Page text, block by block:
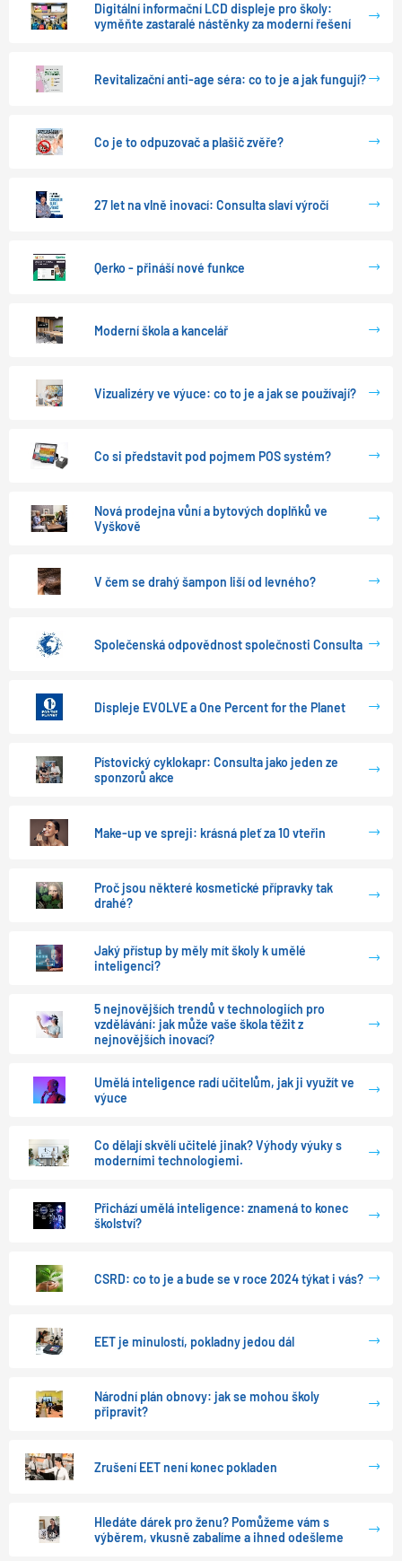
Digitální informační LCD displeje pro školy:
vyměňte zastaralé nástěnky za moderní řešení
Revitalizační anti-age séra: co to je a jak fungují?
Co je to odpuzovač a plašič zvěře?
27 let na vlně inovací: Consulta slaví výročí
Qerko - přináší nové funkce
Moderní škola a kancelář
Vizualizéry ve výuce: co to je a jak se používají?
Co si představit pod pojmem POS systém?
Nová prodejna vůní a bytových doplňků ve
Vyškově
V čem se drahý šampon liší od levného?
Společenská odpovědnost společnosti Consulta
Displeje EVOLVE a One Percent for the Planet
Pístovický cyklokapr: Consulta jako jeden ze
sponzorů akce
Make-up ve spreji: krásná pleť za 10 vteřin
Proč jsou některé kosmetické přípravky tak
drahé?
Jaký přístup by měly mít školy k umělé
inteligenci?
5 nejnovějších trendů v technologiích pro
vzdělávání: jak může vaše škola těžit z
nejnovějších inovací?
Umělá inteligence radí učitelům, jak ji využít ve
výuce
Co dělají skvělí učitelé jinak? Výhody výuky s
moderními technologiemi.
Přichází umělá inteligence: znamená to konec
školství?
CSRD: co to je a bude se v roce 2024 týkat i vás?
EET je minulostí, pokladny jedou dál
Národní plán obnovy: jak se mohou školy
připravit?
Zrušení EET není konec pokladen
Hledáte dárek pro ženu? Pomůžeme vám s
výběrem, vkusně zabalíme a ihned odešleme